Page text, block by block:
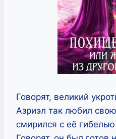
Говорят, великий
Азриэл так любил
смирился с её